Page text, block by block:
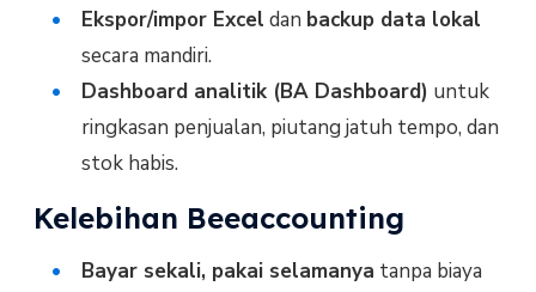
Ekspor/impor Excel dan backup data lokal
secara mandiri.
Dashboard analitik (BA Dashboard) untuk
ringkasan penjualan, piutang jatuh tempo, dan
stok habis.
Kelebihan Beeaccounting
Bayar sekali, pakai selamanya tanpa biaya